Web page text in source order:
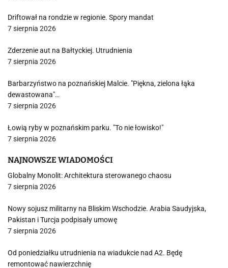
Driftował na rondzie w regionie. Spory mandat
7 sierpnia 2026
Zderzenie aut na Bałtyckiej. Utrudnienia
7 sierpnia 2026
Barbarzyństwo na poznańskiej Malcie. "Piękna, zielona łąka
dewastowana"…
7 sierpnia 2026
Łowią ryby w poznańskim parku. "To nie łowisko!"
7 sierpnia 2026
NAJNOWSZE WIADOMOŚCI
Globalny Monolit: Architektura sterowanego chaosu
7 sierpnia 2026
Nowy sojusz militarny na Bliskim Wschodzie. Arabia Saudyjska,
Pakistan i Turcja podpisały umowę
7 sierpnia 2026
Od poniedziałku utrudnienia na wiadukcie nad A2. Będę
remontować nawierzchnię